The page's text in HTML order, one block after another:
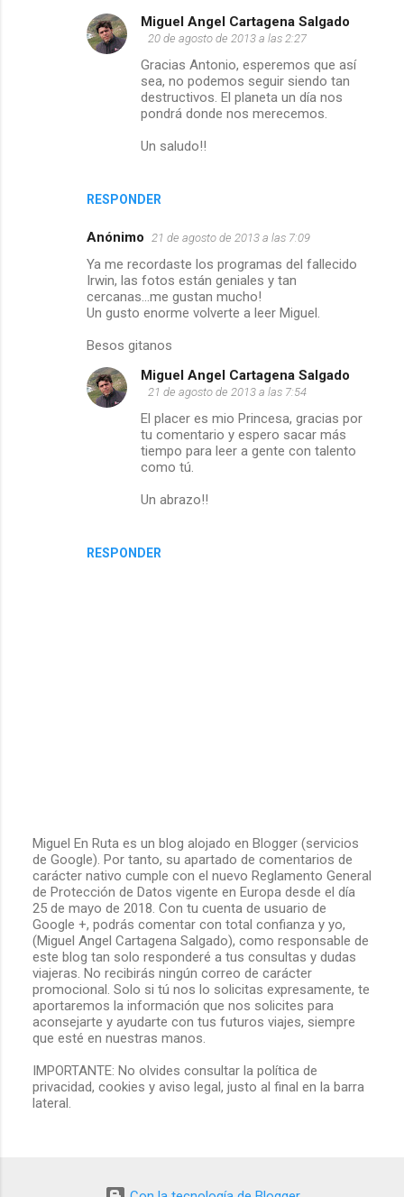
RESPONDER
Miguel Angel Cartagena Salgado
20 de agosto de 2013 a las 2:27
Gracias Antonio, esperemos que así
sea, no podemos seguir siendo tan
destructivos. El planeta un día nos
pondrá donde nos merecemos.
Un saludo!!
Anónimo 21 de agosto de 2013 a las 7:09
Ya me recordaste los programas del fallecido
Irwin, las fotos están geniales y tan
cercanas...me gustan mucho!
Un gusto enorme volverte a leer Miguel.
Besos gitanos
RESPONDER
Miguel Angel Cartagena Salgado
21 de agosto de 2013 a las 7:54
El placer es mio Princesa, gracias por
tu comentario y espero sacar más
tiempo para leer a gente con talento
como tú.
Un abrazo!!
P
u
b
l
i
c
a
r
u
n
c
o
e
n
t
Miguel En Ruta es un blog alojado en Blogger (servicios
de Google). Por tanto, su apartado de comentarios de
carácter nativo cumple con el nuevo Reglamento General
de Protección de Datos vigente en Europa desde el día
25 de mayo de 2018. Con tu cuenta de usuario de
Google +, podrás comentar con total confianza y yo,
(Miguel Angel Cartagena Salgado), como responsable de
este blog tan solo responderé a tus consultas y dudas
viajeras. No recibirás ningún correo de carácter
promocional. Solo si tú nos lo solicitas expresamente, te
aportaremos la información que nos solicites para
aconsejarte y ayudarte con tus futuros viajes, siempre
que esté en nuestras manos.
IMPORTANTE: No olvides consultar la política de
privacidad, cookies y aviso legal, justo al final en la barra
lateral.